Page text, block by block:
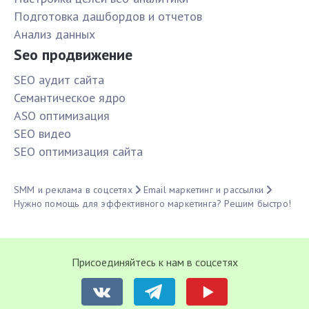
Подготовка дашбордов и отчетов
Анализ данных
Seo продвижение
SЕО аудит сайта
Семантическое ядро
ASO оптимизация
SЕО видео
SЕО оптимизация сайта
SMM и реклама в соцсетях
Email маркетинг и рассылки
Нужно помощь для эффективного маркетинга? Решим быстро!
Присоединяйтесь к нам в соцсетях